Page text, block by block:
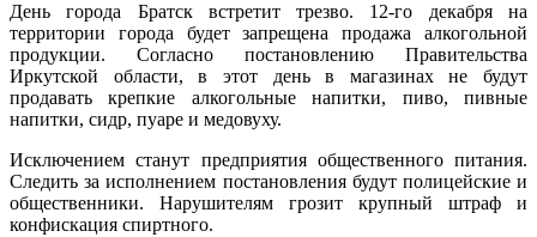
День города Братск встретит трезво. 12-го декабря на
территории города будет запрещена продажа алкогольной
продукции. Согласно постановлению Правительства
Иркутской области, в этот день в магазинах не будут
продавать крепкие алкогольные напитки, пиво, пивные
напитки, сидр, пуаре и медовуху.
Исключением станут предприятия общественного питания.
Следить за исполнением постановления будут полицейские и
общественники. Нарушителям грозит крупный штраф и
конфискация спиртного.